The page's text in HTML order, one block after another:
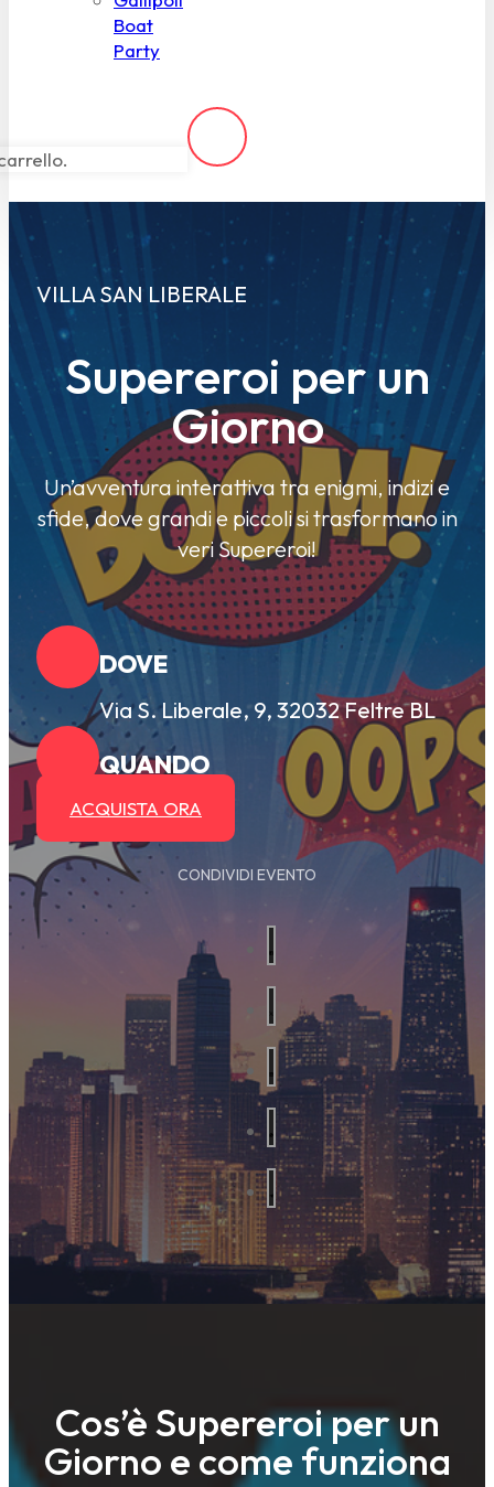
Boat
Party
VILLA SAN LIBERALE
Supereroi per un
Giorno
Un’avventura interattiva tra enigmi, indizi e
sfide, dove grandi e piccoli si trasformano in
veri Supereroi!
DOVE
Via S. Liberale, 9, 32032 Feltre BL
QUANDO
ACQUISTA ORA
CONDIVIDI EVENTO
Cos’è Supereroi per un
Giorno e come funziona